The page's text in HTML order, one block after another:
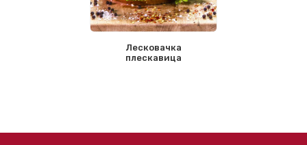
Лесковачка
плескавица